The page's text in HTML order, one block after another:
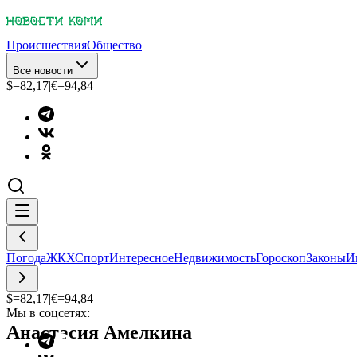
ПроисшествияОбщество
Все новости
$=82,17|€=94,84
ПогодаЖКХСпортИнтересноеНедвижимостьГороскопЗаконы
$=82,17|€=94,84
Мы в соцсетях:
Анастасия Амелкина